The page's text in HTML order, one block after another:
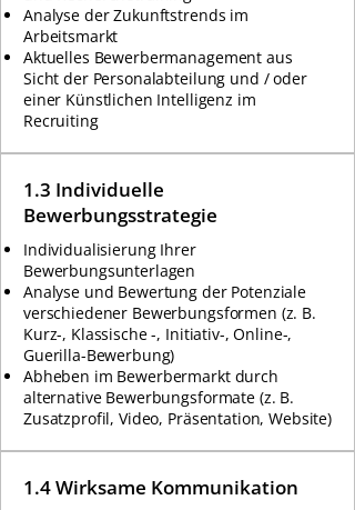
Analyse der Zukunftstrends im
Arbeitsmarkt
Aktuelles Bewerbermanagement aus
Sicht der Personalabteilung und / oder
einer Künstlichen Intelligenz im
Recruiting
1.3 Individuelle
Bewerbungsstrategie
Individualisierung Ihrer
Bewerbungsunterlagen
Analyse und Bewertung der Potenziale
verschiedener Bewerbungsformen (z. B.
Kurz-, Klassische -, Initiativ-, Online-,
Guerilla-Bewerbung)
Abheben im Bewerbermarkt durch
alternative Bewerbungsformate (z. B.
Zusatzprofil, Video, Präsentation, Website)
1.4 Wirksame Kommunikation